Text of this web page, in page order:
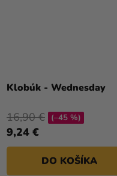
Klobúk - Wednesday
9,24 €
16,90 € (–45 %)
DO KOŠÍKA